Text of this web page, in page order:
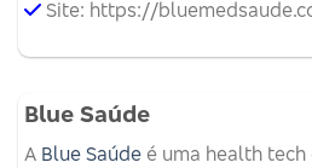
Site: https://
Blue Saúde
A Blue Saúde é uma health